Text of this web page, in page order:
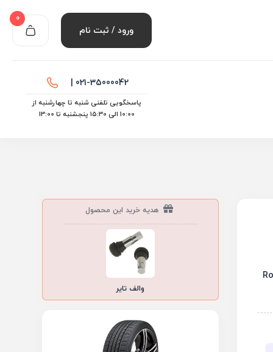
ورود / ثبت نام
0
021-35000042 |
پاسخگویی تلفنی شنبه تا چهارشنبه از
10:00 الی ۱۵:30 پنجشنبه تا 13:00
هدیه خرید این محصول
والف تایر